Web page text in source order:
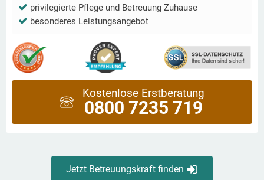
privilegierte Pflege und Betreuung Zuhause
besonderes Leistungsangebot
Kostenlose Erstberatung
0800 7235 719
Jetzt Betreuungskraft finden